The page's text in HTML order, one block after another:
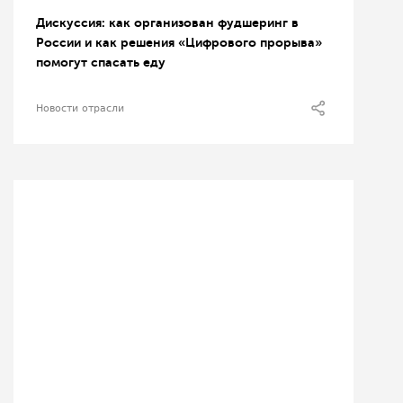
Дискуссия: как организован фудшеринг в
России и как решения «Цифрового прорыва»
помогут спасать еду
Новости отрасли